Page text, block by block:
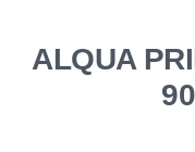
ALQUA